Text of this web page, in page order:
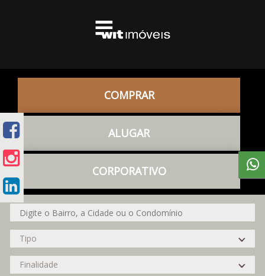
COMPRAR
ALUGAR
CORPORATIVO